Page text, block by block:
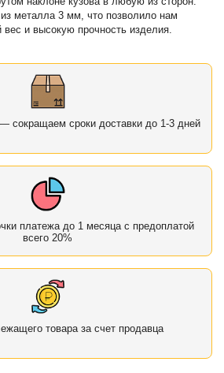
металла 3 мм, что позволило нам
и высокую прочность изделия.
сокращаем сроки доставки до 1-3 дней
платежа до 1 месяца с предоплатой
всего 20%
товара за счет продавца